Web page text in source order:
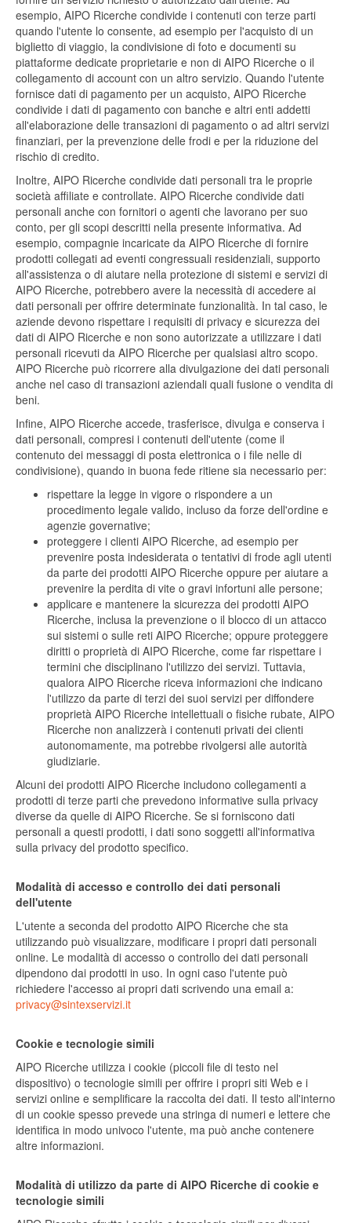
esempio, AIPO Ricerche condivide i contenuti con terze parti
quando l'utente lo consente, ad esempio per l'acquisto di un
biglietto di viaggio, la condivisione di foto e documenti su
piattaforme dedicate proprietarie e non di AIPO Ricerche o il
collegamento di account con un altro servizio. Quando l'utente
fornisce dati di pagamento per un acquisto, AIPO Ricerche
condivide i dati di pagamento con banche e altri enti addetti
all'elaborazione delle transazioni di pagamento o ad altri servizi
finanziari, per la prevenzione delle frodi e per la riduzione del
rischio di credito.
Inoltre, AIPO Ricerche condivide dati personali tra le proprie
società affiliate e controllate. AIPO Ricerche condivide dati
personali anche con fornitori o agenti che lavorano per suo
conto, per gli scopi descritti nella presente informativa. Ad
esempio, compagnie incaricate da AIPO Ricerche di fornire
prodotti collegati ad eventi congressuali residenziali, supporto
all'assistenza o di aiutare nella protezione di sistemi e servizi di
AIPO Ricerche, potrebbero avere la necessità di accedere ai
dati personali per offrire determinate funzionalità. In tal caso, le
aziende devono rispettare i requisiti di privacy e sicurezza dei
dati di AIPO Ricerche e non sono autorizzate a utilizzare i dati
personali ricevuti da AIPO Ricerche per qualsiasi altro scopo.
AIPO Ricerche può ricorrere alla divulgazione dei dati personali
anche nel caso di transazioni aziendali quali fusione o vendita di
beni.
Infine, AIPO Ricerche accede, trasferisce, divulga e conserva i
dati personali, compresi i contenuti dell'utente (come il
contenuto dei messaggi di posta elettronica o i file nelle di
condivisione), quando in buona fede ritiene sia necessario per:
rispettare la legge in vigore o rispondere a un
procedimento legale valido, incluso da forze dell'ordine e
agenzie governative;
proteggere i clienti AIPO Ricerche, ad esempio per
prevenire posta indesiderata o tentativi di frode agli utenti
da parte dei prodotti AIPO Ricerche oppure per aiutare a
prevenire la perdita di vite o gravi infortuni alle persone;
applicare e mantenere la sicurezza dei prodotti AIPO
Ricerche, inclusa la prevenzione o il blocco di un attacco
sui sistemi o sulle reti AIPO Ricerche; oppure proteggere
diritti o proprietà di AIPO Ricerche, come far rispettare i
termini che disciplinano l'utilizzo dei servizi. Tuttavia,
qualora AIPO Ricerche riceva informazioni che indicano
l'utilizzo da parte di terzi dei suoi servizi per diffondere
proprietà AIPO Ricerche intellettuali o fisiche rubate, AIPO
Ricerche non analizzerà i contenuti privati dei clienti
autonomamente, ma potrebbe rivolgersi alle autorità
giudiziarie.
Alcuni dei prodotti AIPO Ricerche includono collegamenti a
prodotti di terze parti che prevedono informative sulla privacy
diverse da quelle di AIPO Ricerche. Se si forniscono dati
personali a questi prodotti, i dati sono soggetti all'informativa
sulla privacy del prodotto specifico.
Modalità di accesso e controllo dei dati personali
dell'utente
L'utente a seconda del prodotto AIPO Ricerche che sta
utilizzando può visualizzare, modificare i propri dati personali
online. Le modalità di accesso o controllo dei dati personali
dipendono dai prodotti in uso. In ogni caso l'utente può
richiedere l'accesso ai propri dati scrivendo una email a:
privacy@sintexservizi.it
Cookie e tecnologie simili
AIPO Ricerche utilizza i cookie (piccoli file di testo nel
dispositivo) o tecnologie simili per offrire i propri siti Web e i
servizi online e semplificare la raccolta dei dati. Il testo all'interno
di un cookie spesso prevede una stringa di numeri e lettere che
identifica in modo univoco l'utente, ma può anche contenere
altre informazioni.
Modalità di utilizzo da parte di AIPO Ricerche di cookie e
tecnologie simili